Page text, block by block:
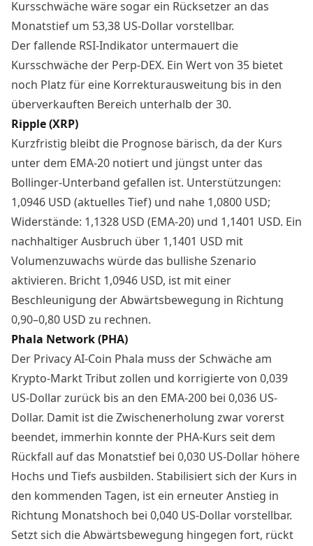
Kursschwäche wäre sogar ein Rücksetzer an das
Monatstief um 53,38 US-Dollar vorstellbar.
Der fallende RSI-Indikator untermauert die
Kursschwäche der Perp-DEX. Ein Wert von 35 bietet
noch Platz für eine Korrekturausweitung bis in den
überverkauften Bereich unterhalb der 30.
Ripple (XRP)
Kurzfristig bleibt die Prognose bärisch, da der Kurs
unter dem EMA-20 notiert und jüngst unter das
Bollinger-Unterband gefallen ist. Unterstützungen:
1,0946 USD (aktuelles Tief) und nahe 1,0800 USD;
Widerstände: 1,1328 USD (EMA-20) und 1,1401 USD. Ein
nachhaltiger Ausbruch über 1,1401 USD mit
Volumenzuwachs würde das bullishe Szenario
aktivieren. Bricht 1,0946 USD, ist mit einer
Beschleunigung der Abwärtsbewegung in Richtung
0,90–0,80 USD zu rechnen.
Phala Network (PHA)
Der Privacy AI-Coin Phala muss der Schwäche am
Krypto-Markt Tribut zollen und korrigierte von 0,039
US-Dollar zurück bis an den EMA-200 bei 0,036 US-
Dollar. Damit ist die Zwischenerholung zwar vorerst
beendet, immerhin konnte der PHA-Kurs seit dem
Rückfall auf das Monatstief bei 0,030 US-Dollar höhere
Hochs und Tiefs ausbilden. Stabilisiert sich der Kurs in
den kommenden Tagen, ist ein erneuter Anstieg in
Richtung Monatshoch bei 0,040 US-Dollar vorstellbar.
Setzt sich die Abwärtsbewegung hingegen fort, rückt